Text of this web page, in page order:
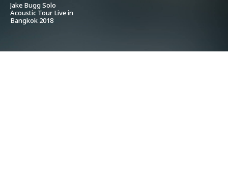
Jake Bugg Solo
Acoustic Tour Live in
Bangkok 2018